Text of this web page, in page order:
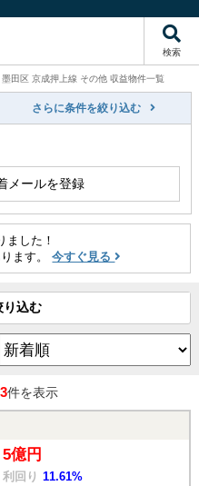
検索
田区 京成押上線 その他 収益物件一覧
さらに条件を絞り込む
メールを登録
ました！
ります。今すぐ見る
り込む
件を表示
5億円
利回り 11.61%